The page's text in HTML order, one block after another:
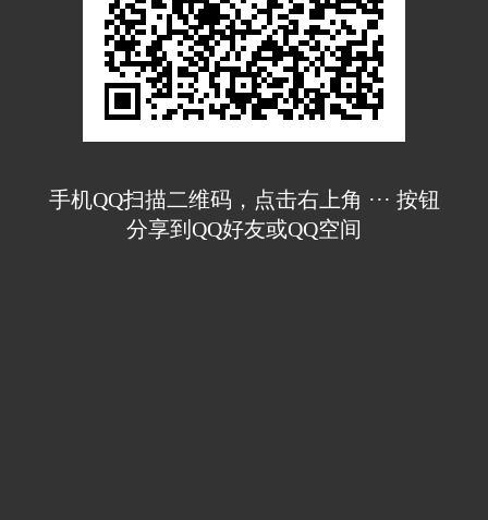
手机QQ扫描二维码，点击右上角 ··· 按钮
分享到QQ好友或QQ空间